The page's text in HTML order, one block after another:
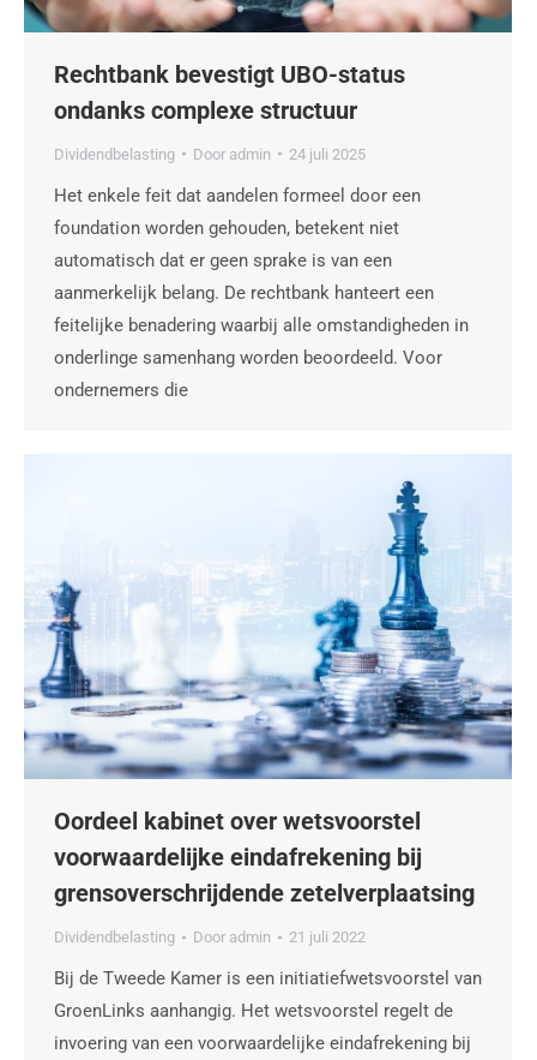
Rechtbank bevestigt UBO-status
ondanks complexe structuur
Dividendbelasting Door admin 24 juli 2025
Het enkele feit dat aandelen formeel door een
foundation worden gehouden, betekent niet
automatisch dat er geen sprake is van een
aanmerkelijk belang. De rechtbank hanteert een
feitelijke benadering waarbij alle omstandigheden in
onderlinge samenhang worden beoordeeld. Voor
ondernemers die
Oordeel kabinet over wetsvoorstel
voorwaardelijke eindafrekening bij
grensoverschrijdende zetelverplaatsing
Dividendbelasting Door admin 21 juli 2022
Bij de Tweede Kamer is een initiatiefwetsvoorstel van
GroenLinks aanhangig. Het wetsvoorstel regelt de
invoering van een voorwaardelijke eindafrekening bij